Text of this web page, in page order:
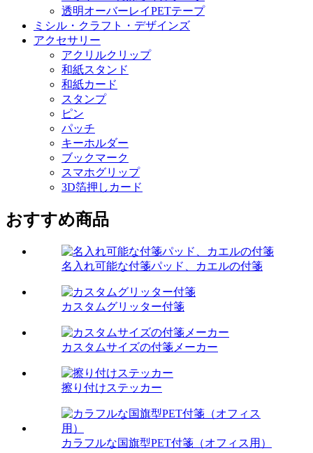
透明オーバーレイPETテープ
ミシル・クラフト・デザインズ
アクセサリー
アクリルクリップ
和紙スタンド
和紙カード
スタンプ
ピン
パッチ
キーホルダー
ブックマーク
スマホグリップ
3D箔押しカード
おすすめ商品
名入れ可能な付箋パッド、カエルの付箋
カスタムグリッター付箋
カスタムサイズの付箋メーカー
擦り付けステッカー
カラフルな国旗型PET付箋（オフィス用）